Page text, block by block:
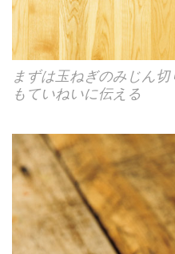
まずは玉ねぎのみじん
もていねいに伝える